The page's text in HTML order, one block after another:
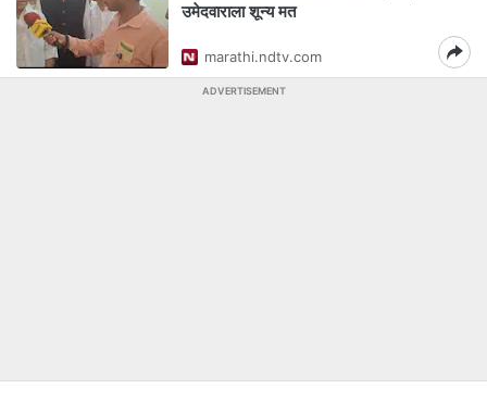
उमेदवाराला शून्य मत
marathi.ndtv.com
ADVERTISEMENT